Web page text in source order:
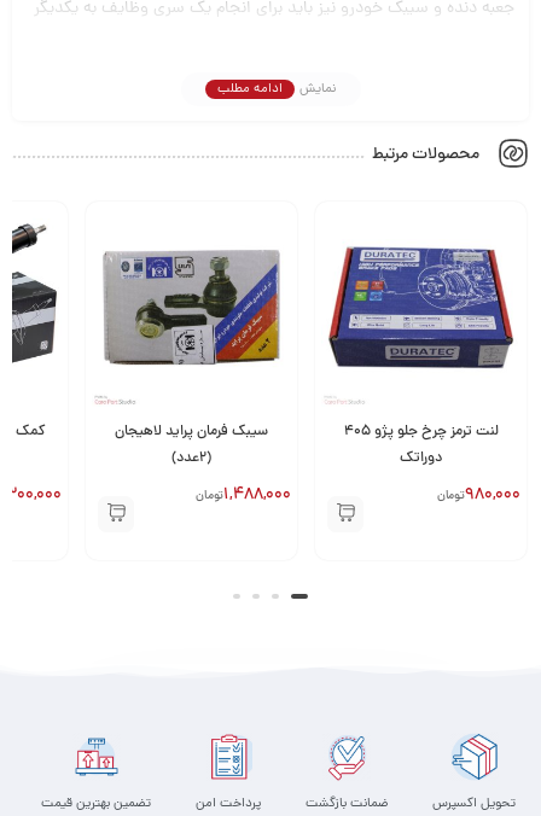
جعبه دنده و سیبک خودرو نیز باید برای انجام یک سری وظایف به یکدیگر
وظیفه اصلی آن نیز انسجام جعبه فرمان است.مفصل فرمان از حساسیت
بالایی برخوردار بوده و نیازمند بررسی‌ها و سرویس‌های دوره‌ای است.
اگر دچار خرابی یا تغییرات ظاهری گردد، بهتر است که در صورت نیاز
تعویض شود.
نمایش ادامه مطلب
محصولات مرتبط
لنت ترمز چرخ جلو پژو ۴۰۵
دوراتک
980,000تومان
سیبک فرمان پراید لاهیجان
(2عدد)
1,488,000تومان
کمک فنر
تحویل اکسپرس ضمانت بازگشت پرداخت امن تضمین بهترین قیمت